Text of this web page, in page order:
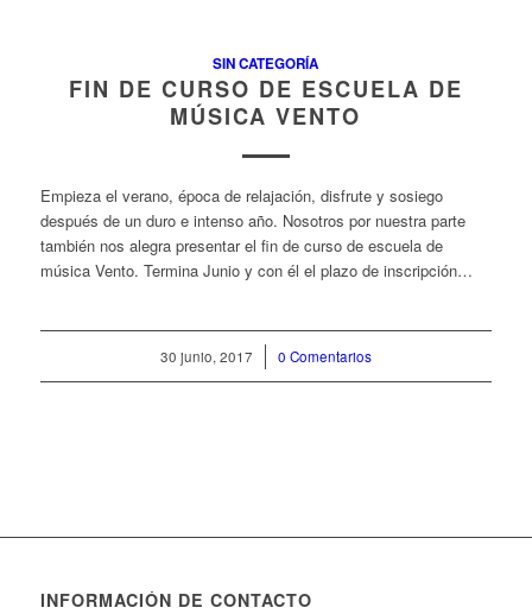
SIN CATEGORÍA
FIN DE CURSO DE ESCUELA DE
MÚSICA VENTO
Empieza el verano, época de relajación, disfrute y sosiego
después de un duro e intenso año. Nosotros por nuestra parte
también nos alegra presentar el fin de curso de escuela de
música Vento. Termina Junio y con él el plazo de inscripción…
30 junio, 2017
/ 0 Comentarios
INFORMACIÓN DE CONTACTO